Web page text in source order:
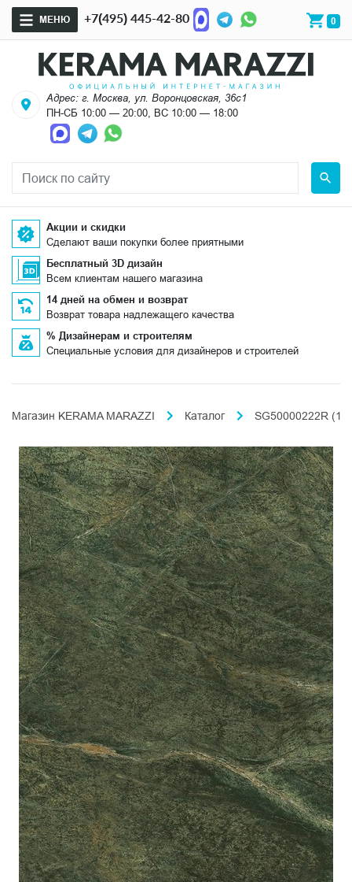
МЕНЮ +7(495) 445-42-80 0
Адрес: г. Москва, ул. Воронцовская, 36с1
ПН-СБ 10:00 — 20:00, ВС 10:00 — 18:00
Акции и скидки
Сделают ваши покупки более приятными
Бесплатный 3D дизайн
Всем клиентам нашего магазина
14 дней на обмен и возврат
Возврат товара надлежащего качества
% Дизайнерам и строителям
Специальные условия для дизайнеров и строителей
Магазин KERAMA MARAZZI Каталог SG50000222R